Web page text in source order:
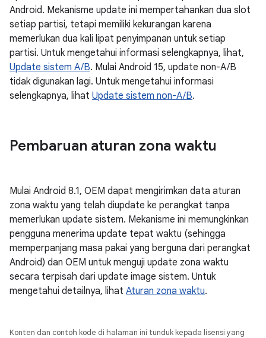
Android. Mekanisme update ini mempertahankan dua slot
setiap partisi, tetapi memiliki kekurangan karena
memerlukan dua kali lipat penyimpanan untuk setiap
partisi. Untuk mengetahui informasi selengkapnya, lihat,
Update sistem A/B. Mulai Android 15, update non-A/B
tidak digunakan lagi. Untuk mengetahui informasi
selengkapnya, lihat Update sistem non-A/B.
Pembaruan aturan zona waktu
Mulai Android 8.1, OEM dapat mengirimkan data aturan
zona waktu yang telah diupdate ke perangkat tanpa
memerlukan update sistem. Mekanisme ini memungkinkan
pengguna menerima update tepat waktu (sehingga
memperpanjang masa pakai yang berguna dari perangkat
Android) dan OEM untuk menguji update zona waktu
secara terpisah dari update image sistem. Untuk
mengetahui detailnya, lihat Aturan zona waktu.
Konten dan contoh kode di halaman ini tunduk kepada lisensi yang